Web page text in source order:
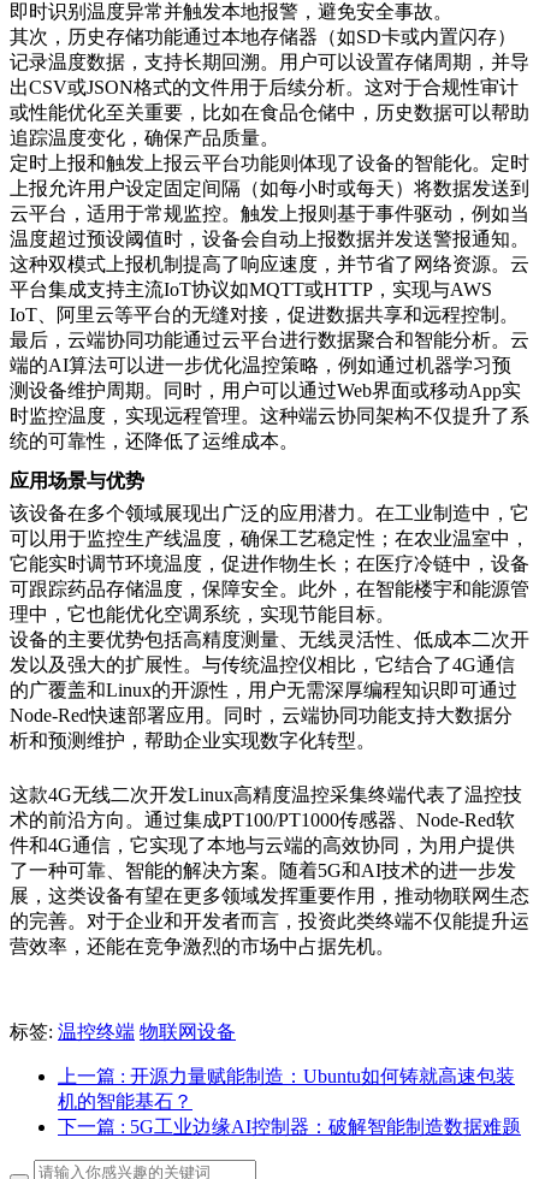
即时识别温度异常并触发本地报警，避免安全事故。
其次，历史存储功能通过本地存储器（如SD卡或内置闪存）
记录温度数据，支持长期回溯。用户可以设置存储周期，并导
出CSV或JSON格式的文件用于后续分析。这对于合规性审计
或性能优化至关重要，比如在食品仓储中，历史数据可以帮助
追踪温度变化，确保产品质量。
定时上报和触发上报云平台功能则体现了设备的智能化。定时
上报允许用户设定固定间隔（如每小时或每天）将数据发送到
云平台，适用于常规监控。触发上报则基于事件驱动，例如当
温度超过预设阈值时，设备会自动上报数据并发送警报通知。
这种双模式上报机制提高了响应速度，并节省了网络资源。云
平台集成支持主流IoT协议如MQTT或HTTP，实现与AWS
IoT、阿里云等平台的无缝对接，促进数据共享和远程控制。
最后，云端协同功能通过云平台进行数据聚合和智能分析。云
端的AI算法可以进一步优化温控策略，例如通过机器学习预
测设备维护周期。同时，用户可以通过Web界面或移动App实
时监控温度，实现远程管理。这种端云协同架构不仅提升了系
统的可靠性，还降低了运维成本。
应用场景与优势
该设备在多个领域展现出广泛的应用潜力。在工业制造中，它
可以用于监控生产线温度，确保工艺稳定性；在农业温室中，
它能实时调节环境温度，促进作物生长；在医疗冷链中，设备
可跟踪药品存储温度，保障安全。此外，在智能楼宇和能源管
理中，它也能优化空调系统，实现节能目标。
设备的主要优势包括高精度测量、无线灵活性、低成本二次开
发以及强大的扩展性。与传统温控仪相比，它结合了4G通信
的广覆盖和Linux的开源性，用户无需深厚编程知识即可通过
Node-Red快速部署应用。同时，云端协同功能支持大数据分
析和预测维护，帮助企业实现数字化转型。
这款4G无线二次开发Linux高精度温控采集终端代表了温控技
术的前沿方向。通过集成PT100/PT1000传感器、Node-Red软
件和4G通信，它实现了本地与云端的高效协同，为用户提供
了一种可靠、智能的解决方案。随着5G和AI技术的进一步发
展，这类设备有望在更多领域发挥重要作用，推动物联网生态
的完善。对于企业和开发者而言，投资此类终端不仅能提升运
营效率，还能在竞争激烈的市场中占据先机。
标签: 温控终端 物联网设备
上一篇 : 开源力量赋能制造：Ubuntu如何铸就高速包装
机的智能基石？
下一篇 : 5G工业边缘AI控制器：破解智能制造数据难题